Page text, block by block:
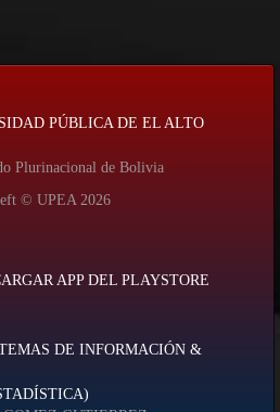
PÚBLICA DE EL ALTO
Plurinacional de Bolivia
© UPEA 2026
APP DEL PLAYSTORE
DE INFORMACIÓN &